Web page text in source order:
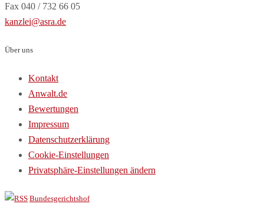
Fax 040 / 732 66 05
kanzlei@asra.de
Über uns
Kontakt
Anwalt.de
Bewertungen
Impressum
Datenschutzerklärung
Cookie-Einstellungen
Privatsphäre-Einstellungen ändern
Bundesgerichtshof